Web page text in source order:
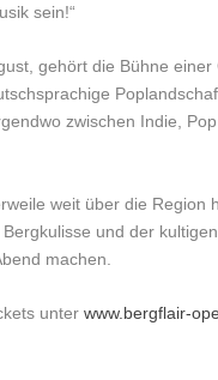
sein!“
gehört die Bühne
zwischen Indie,
weit über die
und der
machen.
unterwww.bergflair-